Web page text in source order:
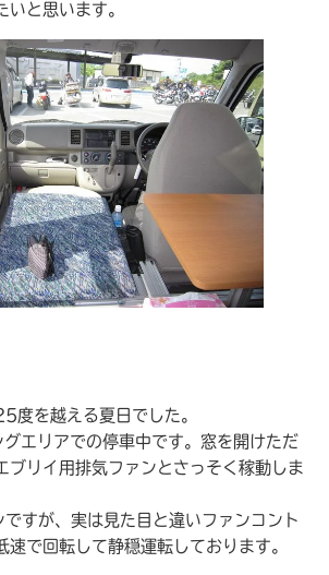
いと思います。
度を越える夏日でした。
エリアでの停車中です。窓を開けただ
ブリイ用排気ファンとさっそく稼動しま
すが、実は見た目と違いファンコント
速で回転して静穏運転しております。